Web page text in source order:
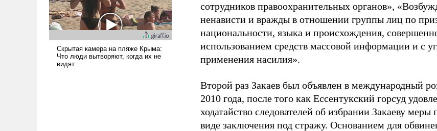
сотрудников правоохранительных органов»,
ненависти и вражды в отношении группы лиц по
национальности, языка и происхождения,
использованием средств массовой информации и с
применения насилия».
Второй раз Закаев был объявлен в международный
2010 года, после того как Ессентукский горсуд
ходатайство следователей об избрании Закаеву меры
виде заключения под стражу. Основанием для